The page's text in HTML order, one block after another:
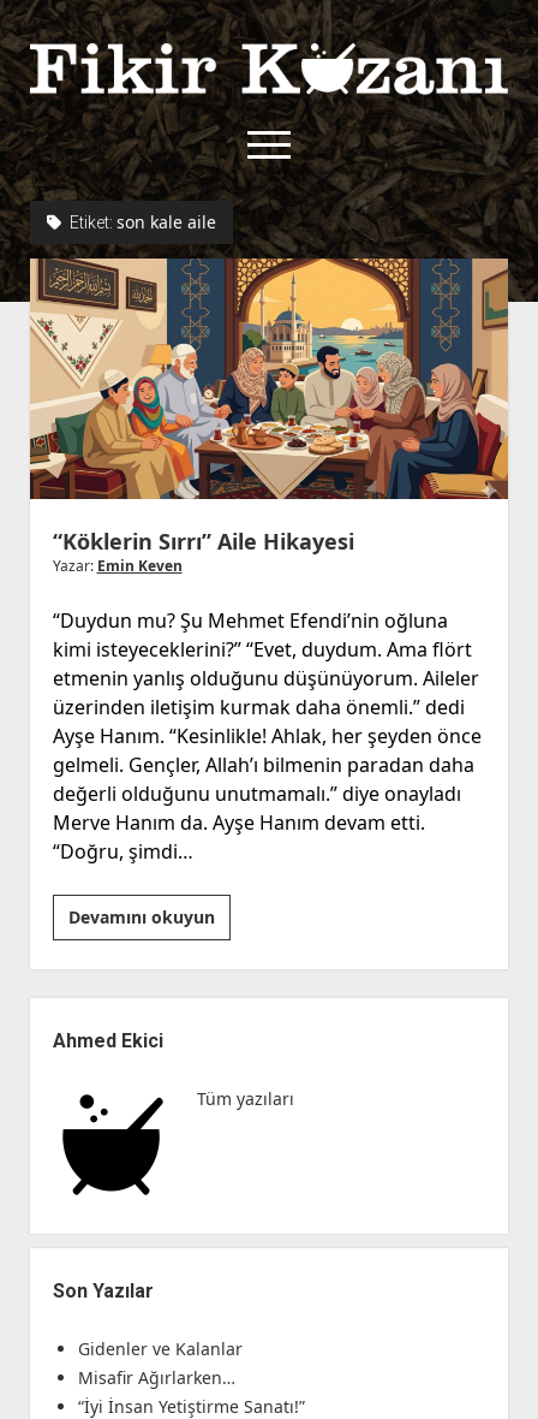
Fikir
Kazanı
menüyü
aç
twitterfacebook
rss
Hakkımızda
açılır
menüyü
aç
Kullanım Koşulları
Gizlilik Politikası
Çerez Politikası
İletişim
Kurallar
Başvuru
Etiket: son kale aile
“Köklerin Sırrı” Aile Hikayesi
Yazar: Emin Keven
“Duydun mu? Şu Mehmet Efendi’nin oğluna
kimi isteyeceklerini?” “Evet, duydum. Ama flört
etmenin yanlış olduğunu düşünüyorum. Aileler
üzerinden iletişim kurmak daha önemli.” dedi
Ayşe Hanım. “Kesinlikle! Ahlak, her şeyden önce
gelmeli. Gençler, Allah’ı bilmenin paradan daha
değerli olduğunu unutmamalı.” diye onayladı
Merve Hanım da. Ayşe Hanım devam etti.
“Doğru, şimdi…
Devamını okuyun“Köklerin
Sırrı”
Aile
Hikayesi
Menü
Ahmed Ekici
Tüm yazıları
Son Yazılar
Gidenler ve Kalanlar
Misafir Ağırlarken…
“İyi İnsan Yetiştirme Sanatı!”